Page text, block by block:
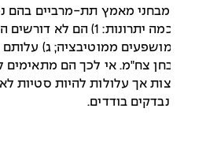
מאמץ תת-מרביים בהם נמדד
יש כמה יתרונות: 1) הם לא
ממוטיבציה; ג) עלותם בדרך
צח"מ. אי לכך הם מתאימים
אך עלולות להיות סטיות לא
בודדים.